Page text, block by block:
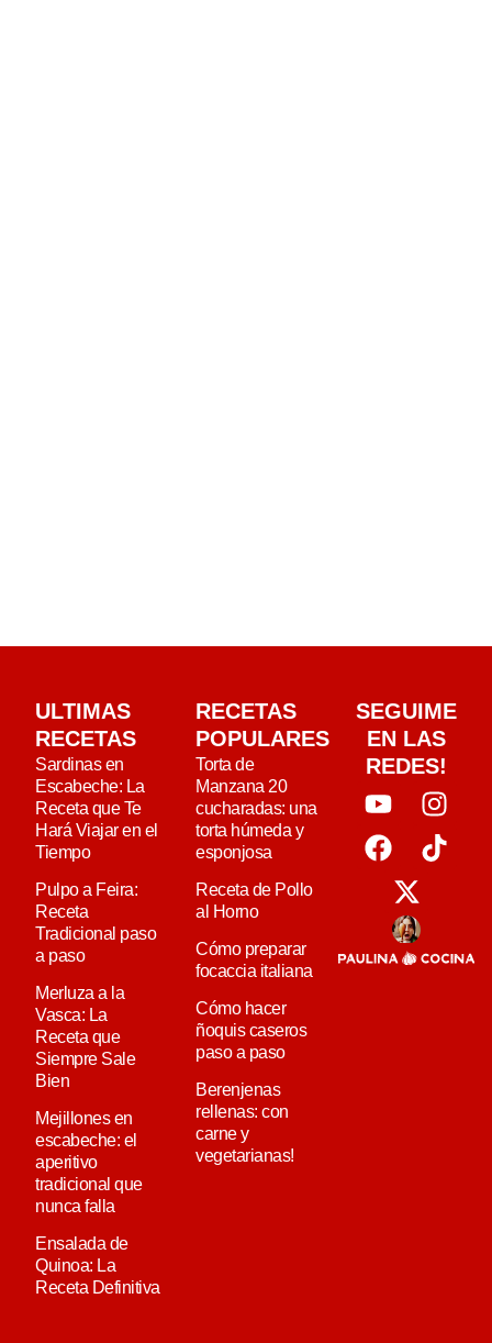
ULTIMAS
RECETAS
Sardinas en
Escabeche: La
Receta que Te
Hará Viajar en el
Tiempo
Pulpo a Feira:
Receta
Tradicional paso
a paso
Merluza a la
Vasca: La
Receta que
Siempre Sale
Bien
Mejillones en
escabeche: el
aperitivo
tradicional que
nunca falla
Ensalada de
Quinoa: La
Receta Definitiva
RECETAS
POPULARES
Torta de
Manzana 20
cucharadas: una
torta húmeda y
esponjosa
Receta de Pollo
al Horno
Cómo preparar
focaccia italiana
Cómo hacer
ñoquis caseros
paso a paso
Berenjenas
rellenas: con
carne y
vegetarianas!
SEGUIME
EN LAS
REDES!